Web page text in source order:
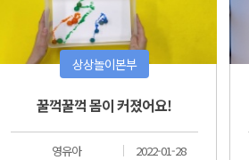
상상놀이본부
꿀꺽꿀꺽 몸이 커졌어요!
영유아 2022-01-28